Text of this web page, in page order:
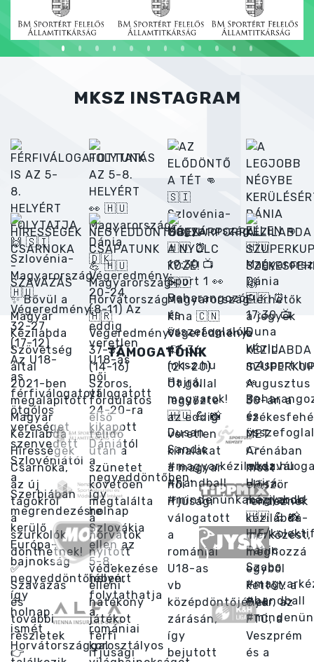
MKSZ INSTAGRAM
TÁMOGATÓINK